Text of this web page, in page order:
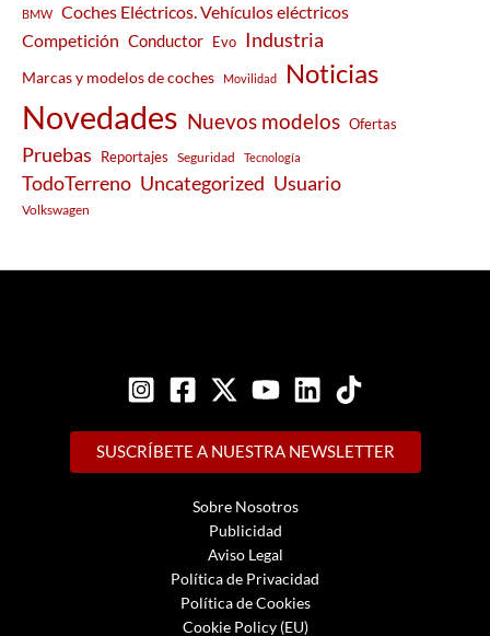
BMW
Coches Eléctricos. Vehículos eléctricos
Competición Conductor Evo Industria
Marcas y modelos de coches Movilidad Noticias
Novedades Nuevos modelos Ofertas
Pruebas Reportajes Seguridad Tecnología
TodoTerreno Uncategorized Usuario
Volkswagen
SUSCRÍBETE A NUESTRA NEWSLETTER
Sobre Nosotros
Publicidad
Aviso Legal
Política de Privacidad
Política de Cookies
Cookie Policy (EU)